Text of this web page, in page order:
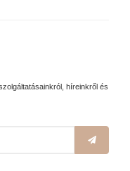
híreinkről és